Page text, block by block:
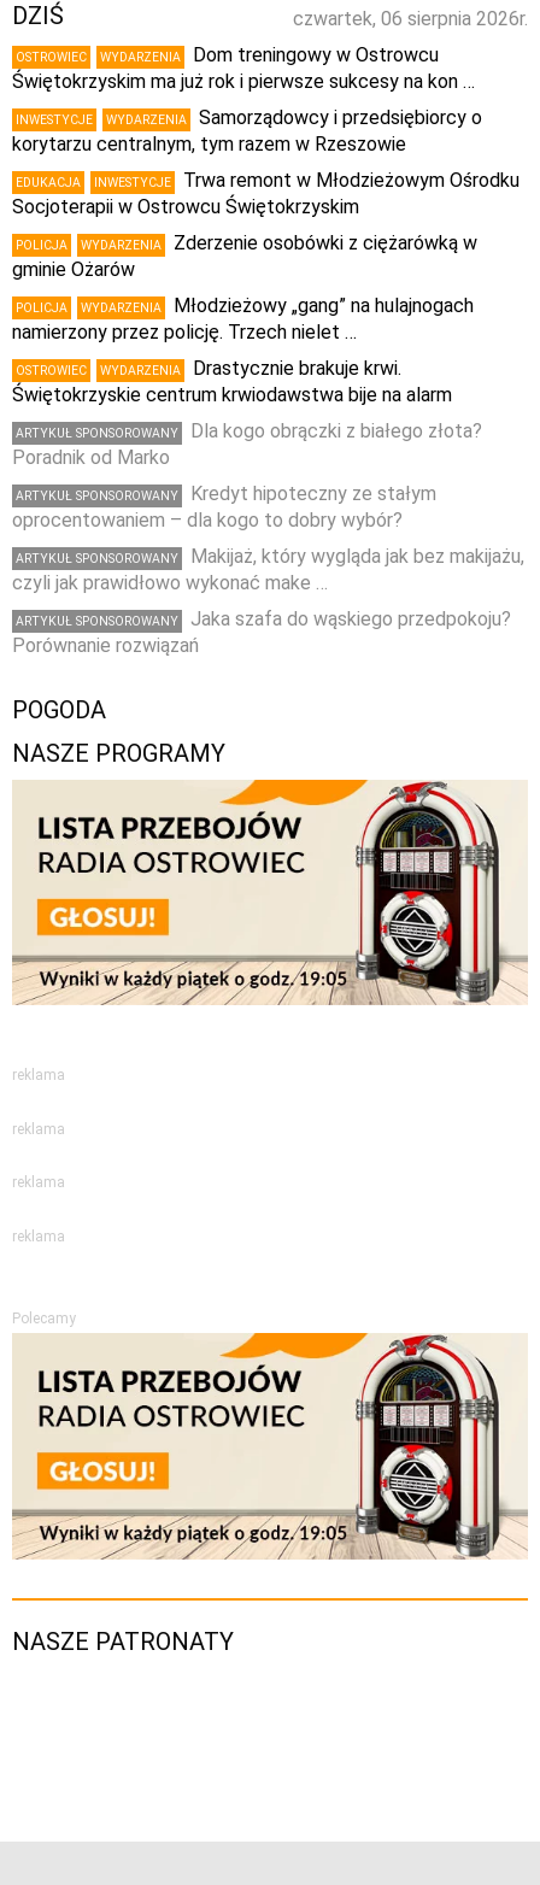
czwartek, 06 sierpnia 2026r.
DZIŚ
OSTROWIEC WYDARZENIA
Dom treningowy w Ostrowcu
Świętokrzyskim ma już rok i pierwsze sukcesy na kon …
INWESTYCJE WYDARZENIA
Samorządowcy i przedsiębiorcy o
korytarzu centralnym, tym razem w Rzeszowie
EDUKACJA INWESTYCJE
Trwa remont w Młodzieżowym Ośrodku
Socjoterapii w Ostrowcu Świętokrzyskim
POLICJA WYDARZENIA
Zderzenie osobówki z ciężarówką w
gminie Ożarów
POLICJA WYDARZENIA
Młodzieżowy „gang” na hulajnogach
namierzony przez policję. Trzech nielet …
OSTROWIEC WYDARZENIA
Drastycznie brakuje krwi.
Świętokrzyskie centrum krwiodawstwa bije na alarm
ARTYKUŁ SPONSOROWANY
Dla kogo obrączki z białego złota?
Poradnik od Marko
ARTYKUŁ SPONSOROWANY
Kredyt hipoteczny ze stałym
oprocentowaniem – dla kogo to dobry wybór?
ARTYKUŁ SPONSOROWANY
Makijaż, który wygląda jak bez makijażu,
czyli jak prawidłowo wykonać make …
ARTYKUŁ SPONSOROWANY
Jaka szafa do wąskiego przedpokoju?
Porównanie rozwiązań
POGODA
NASZE PROGRAMY
reklama
reklama
reklama
reklama
Polecamy
NASZE PATRONATY